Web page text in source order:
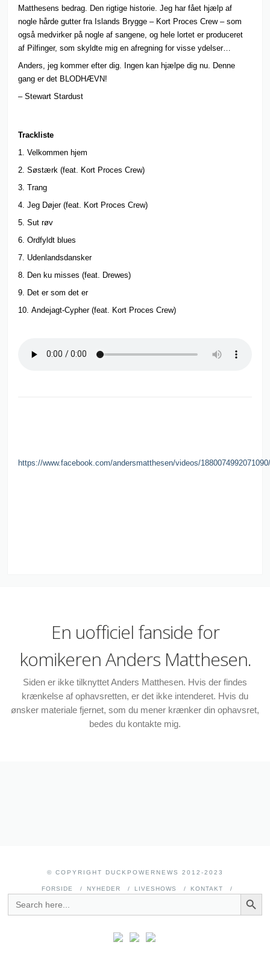
Matthesens bedrag. Den rigtige historie. Jeg har fået hjælp af
nogle hårde gutter fra Islands Brygge – Kort Proces Crew – som
også medvirker på nogle af sangene, og hele lortet er produceret
af Pilfinger, som skyldte mig en afregning for visse ydelser…
Anders, jeg kommer efter dig. Ingen kan hjælpe dig nu. Denne
gang er det BLODHÆVN!
– Stewart Stardust
Trackliste
1. Velkommen hjem
2. Søstærk (feat. Kort Proces Crew)
3. Trang
4. Jeg Døjer (feat. Kort Proces Crew)
5. Sut røv
6. Ordfyldt blues
7. Udenlandsdansker
8. Den ku misses (feat. Drewes)
9. Det er som det er
10. Andejagt-Cypher (feat. Kort Proces Crew)
https://www.facebook.com/andersmatthesen/videos/
En uofficiel fanside for
komikeren Anders Matthesen.
Siden er ikke tilknyttet Anders Matthesen. Hvis der findes
krænkelse af ophavsretten, er det ikke intenderet. Hvis du
ønsker materiale fjernet, som du mener krænker din ophavsret,
bedes du kontakte mig.
© COPYRIGHT DUCKPOWERNEWS 2012-2023
FORSIDE NYHEDER LIVESHOWS
KONTAKT
SEARCH
FOR:
SEARCH